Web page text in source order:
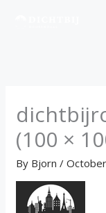
(100 ×
By Bjorn/